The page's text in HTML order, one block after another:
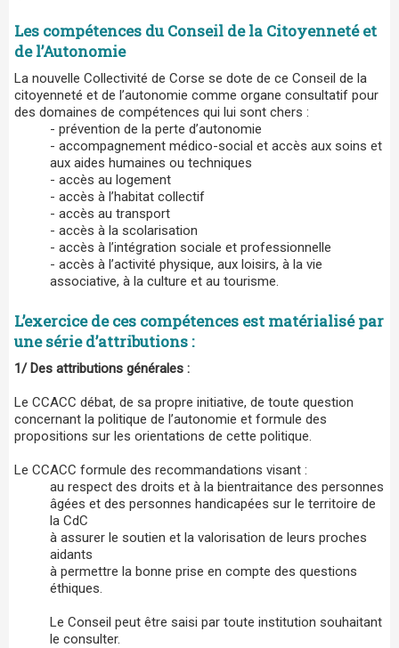
Les compétences du Conseil de la Citoyenneté et
de l’Autonomie
La nouvelle Collectivité de Corse se dote de ce Conseil de la
citoyenneté et de l’autonomie comme organe consultatif pour
des domaines de compétences qui lui sont chers :
- prévention de la perte d’autonomie
- accompagnement médico-social et accès aux soins et
aux aides humaines ou techniques
- accès au logement
- accès à l’habitat collectif
- accès au transport
- accès à la scolarisation
- accès à l’intégration sociale et professionnelle
- accès à l’activité physique, aux loisirs, à la vie
associative, à la culture et au tourisme.
L’exercice de ces compétences est matérialisé par
une série d’attributions :
1/ Des attributions générales :
Le CCACC débat, de sa propre initiative, de toute question
concernant la politique de l’autonomie et formule des
propositions sur les orientations de cette politique.
Le CCACC formule des recommandations visant :
au respect des droits et à la bientraitance des personnes
âgées et des personnes handicapées sur le territoire de
la CdC
à assurer le soutien et la valorisation de leurs proches
aidants
à permettre la bonne prise en compte des questions
éthiques.
Le Conseil peut être saisi par toute institution souhaitant
le consulter.